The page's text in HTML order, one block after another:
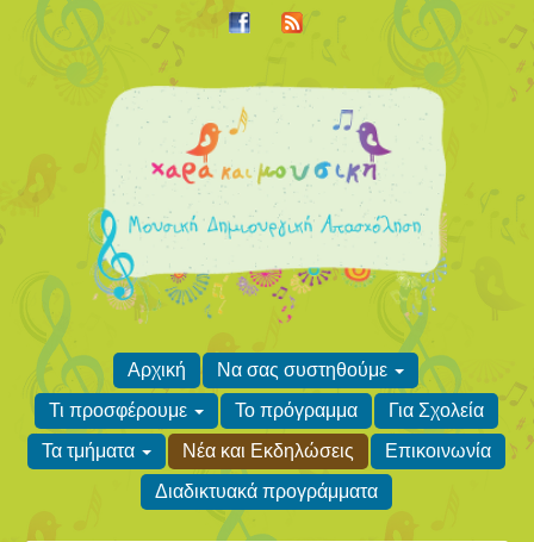
Αρχική
Να σας συστηθούμε
Τι προσφέρουμε
Το πρόγραμμα
Για Σχολεία
Τα τμήματα
Νέα και Εκδηλώσεις
Επικοινωνία
Διαδικτυακά προγράμματα